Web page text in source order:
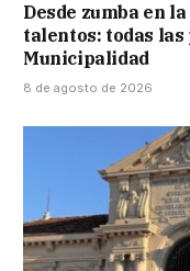
Desde zumba en
talentos: todas
Municipalidad
8 de agosto de 2026